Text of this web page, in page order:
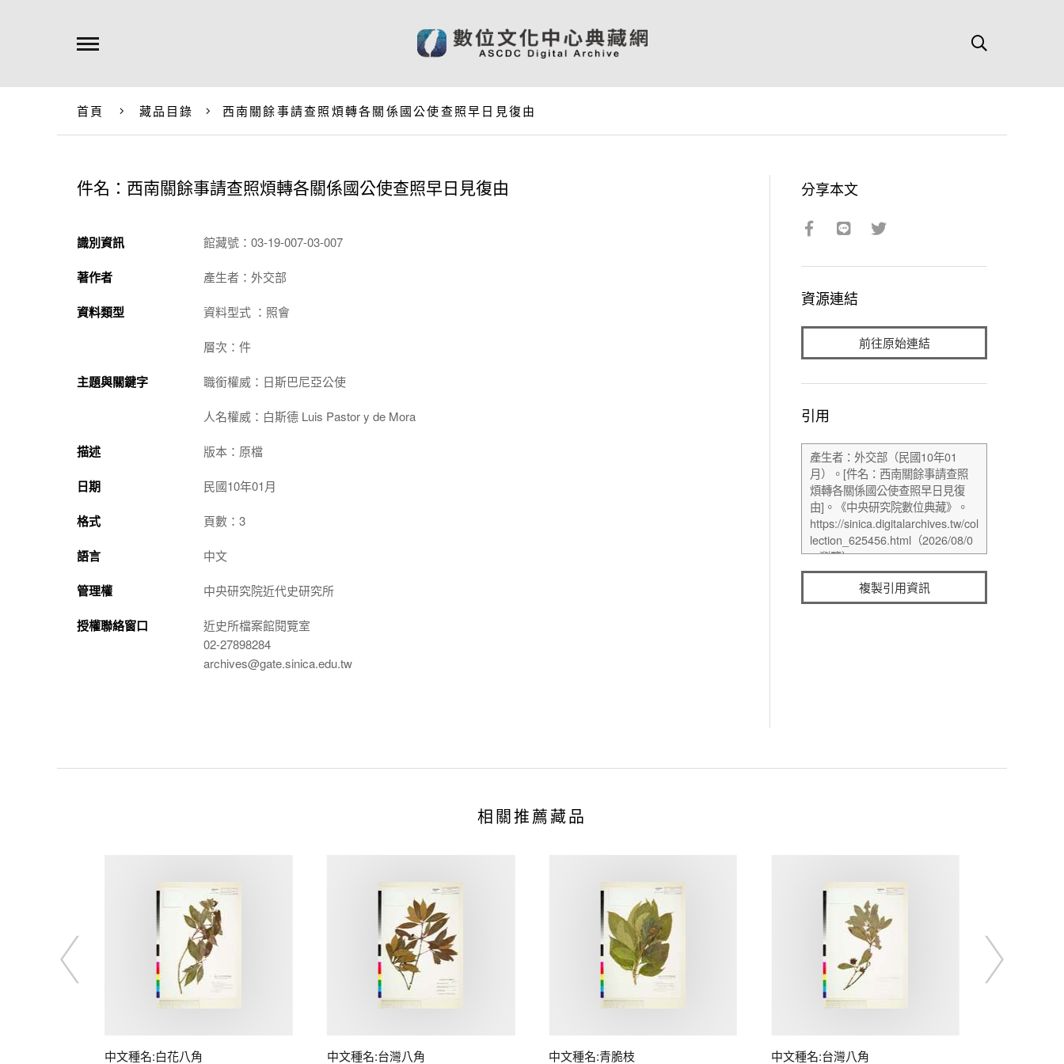
首頁 藏品目錄 西南關餘事請查照煩轉各關係國公使查照早日見復由
件名：西南關餘事請查照煩轉各關係國公使查照早日見復由
識別資訊 館藏號：03-19-007-03-007
著作者 產生者：外交部
資料類型 資料型式 ：照會
層次：件
主題與關鍵字 職銜權威：日斯巴尼亞公使
人名權威：白斯德 Luis Pastor y de Mora
描述 版本：原檔
日期 民國10年01月
格式 頁數：3
語言 中文
管理權 中央研究院近代史研究所
授權聯絡窗口
近史所檔案館閱覽室
02-27898284
archives@gate.sinica.edu.tw
分享本文
資源連結
前往原始連結
引用
複製引用資訊
相關推薦藏品
中文種名:白花八角 中文種名:台灣八角 中文種名:青脆枝 中文種名:台灣八角